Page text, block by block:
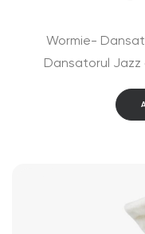
Wormie-
Dansatorul